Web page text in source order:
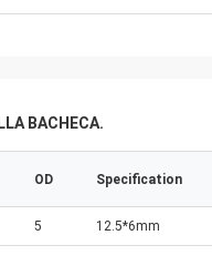
BACHECA.
OD Specification
5 12.5*6mm